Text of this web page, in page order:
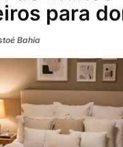
para
Bahia